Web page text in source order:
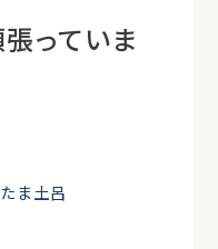
っていま
ま土呂